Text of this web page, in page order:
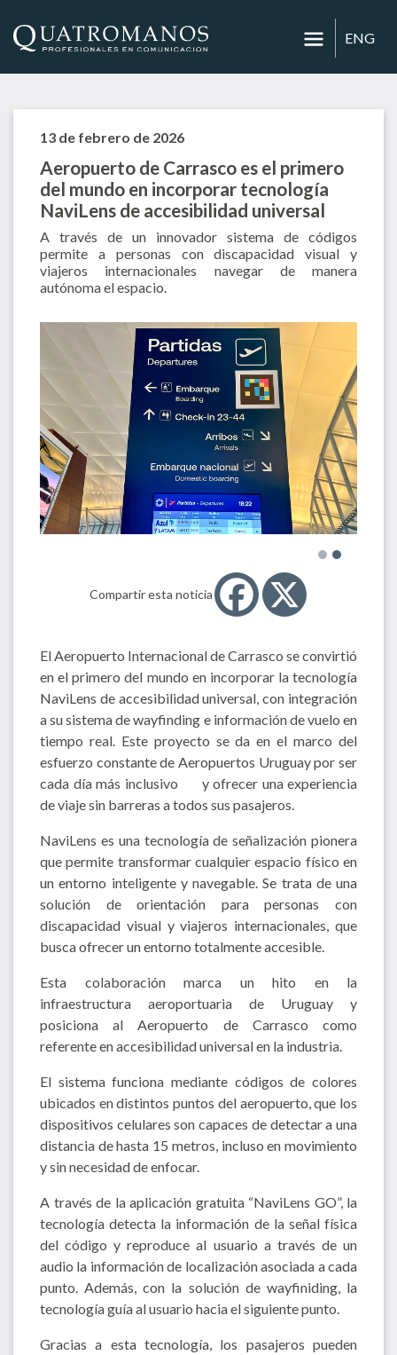
ENG
13 de febrero de 2026
Aeropuerto de Carrasco es el primero
del mundo en incorporar tecnología
NaviLens de accesibilidad universal
A través de un innovador sistema de códigos
permite a personas con discapacidad visual y
viajeros internacionales navegar de manera
autónoma el espacio.
Compartir esta noticia
El Aeropuerto Internacional de Carrasco se convirtió
en el primero del mundo en incorporar la tecnología
NaviLens de accesibilidad universal, con integración
a su sistema de wayfinding e información de vuelo en
tiempo real. Este proyecto se da en el marco del
esfuerzo constante de Aeropuertos Uruguay por ser
cada día más inclusivo y ofrecer una experiencia
de viaje sin barreras a todos sus pasajeros.
NaviLens es una tecnología de señalización pionera
que permite transformar cualquier espacio físico en
un entorno inteligente y navegable. Se trata de una
solución de orientación para personas con
discapacidad visual y viajeros internacionales, que
busca ofrecer un entorno totalmente accesible.
Esta colaboración marca un hito en la
infraestructura aeroportuaria de Uruguay y
posiciona al Aeropuerto de Carrasco como
referente en accesibilidad universal en la industria.
El sistema funciona mediante códigos de colores
ubicados en distintos puntos del aeropuerto, que los
dispositivos celulares son capaces de detectar a una
distancia de hasta 15 metros, incluso en movimiento
y sin necesidad de enfocar.
A través de la aplicación gratuita “NaviLens GO”, la
tecnología detecta la información de la señal física
del código y reproduce al usuario a través de un
audio la información de localización asociada a cada
punto. Además, con la solución de wayfiniding, la
tecnología guía al usuario hacia el siguiente punto.
Gracias a esta tecnología, los pasajeros pueden